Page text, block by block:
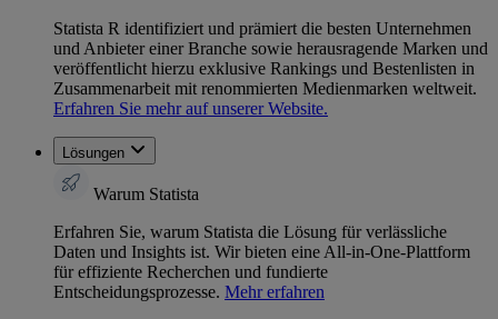
Statista R identifiziert und prämiert die besten Unternehmen
und Anbieter einer Branche sowie herausragende Marken und
veröffentlicht hierzu exklusive Rankings und Bestenlisten in
Zusammenarbeit mit renommierten Medienmarken weltweit.
Erfahren Sie mehr auf unserer Website.
Lösungen
Warum Statista
Erfahren Sie, warum Statista die Lösung für verlässliche
Daten und Insights ist. Wir bieten eine All-in-One-Plattform
für effiziente Recherchen und fundierte
Entscheidungsprozesse. Mehr erfahren